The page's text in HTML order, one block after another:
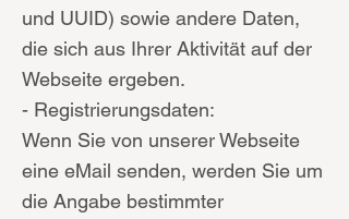
und UUID) sowie andere Daten,
die sich aus Ihrer Aktivität auf der
Webseite ergeben.
- Registrierungsdaten:
Wenn Sie von unserer Webseite
eine eMail senden, werden Sie um
die Angabe bestimmter